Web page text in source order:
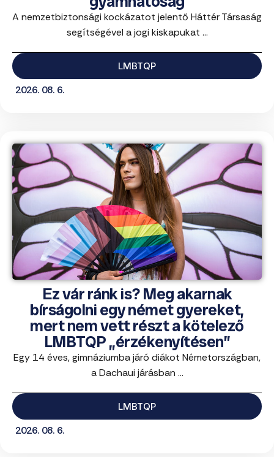
A nemzetbiztonsági kockázatot jelentő Háttér Társaság
segítségével a jogi kiskapukat ...
LMBTQP
2026. 08. 6.
Ez vár ránk is? Meg akarnak
bírságolni egy német gyereket,
mert nem vett részt a kötelező
LMBTQP „érzékenyítésen”
Egy 14 éves, gimnáziumba járó diákot Németországban,
a Dachaui járásban ...
LMBTQP
2026. 08. 6.